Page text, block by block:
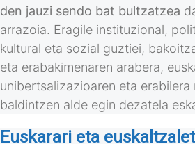
den jauzi sendo bat bultzatzea
arrazoia. Eragile instituzional,
kultural eta sozial guztiei,
eta erabakimenaren arabera,
unibertsalizazioaren eta erabilera
baldintzen alde egin dezatela
Euskarari eta